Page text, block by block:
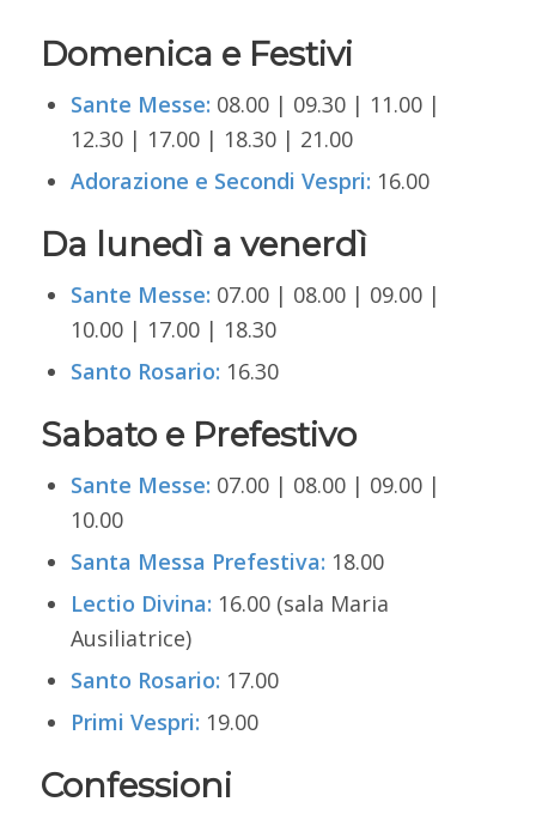
Domenica e Festivi
Sante Messe: 08.00 | 09.30 | 11.00 |
12.30 | 17.00 | 18.30 | 21.00
Adorazione e Secondi Vespri: 16.00
Da lunedì a venerdì
Sante Messe: 07.00 | 08.00 | 09.00 |
10.00 | 17.00 | 18.30
Santo Rosario: 16.30
Sabato e Prefestivo
Sante Messe: 07.00 | 08.00 | 09.00 |
10.00
Santa Messa Prefestiva: 18.00
Lectio Divina: 16.00 (sala Maria
Ausiliatrice)
Santo Rosario: 17.00
Primi Vespri: 19.00
Confessioni